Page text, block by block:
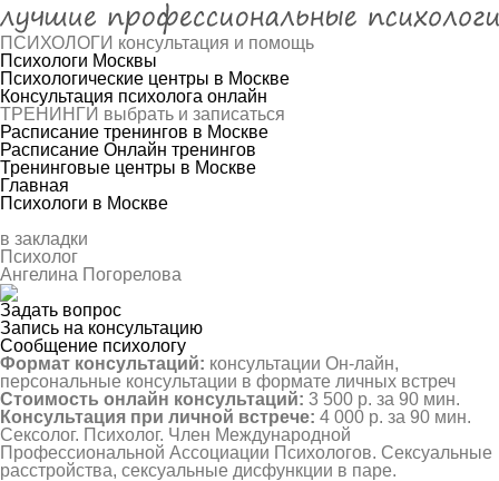
ПСИХОЛОГИ консультация и помощь
Психологи Москвы
Психологические центры в Москве
Консультация психолога онлайн
ТРЕНИНГИ выбрать и записаться
Расписание тренингов в Москве
Расписание Онлайн тренингов
Тренинговые центры в Москве
Главная
Психологи в Москве
в закладки
Психолог
Ангелина Погорелова
Задать вопрос
Запись на консультацию
Сообщение психологу
Формат консультаций: консультации Он-лайн,
персональные консультации в формате личных встреч
Стоимость онлайн консультаций: 3 500 р. за 90 мин.
Консультация при личной встрече: 4 000 р. за 90 мин.
Сексолог. Психолог. Член Международной
Профессиональной Ассоциации Психологов. Сексуальные
расстройства, сексуальные дисфункции в паре.